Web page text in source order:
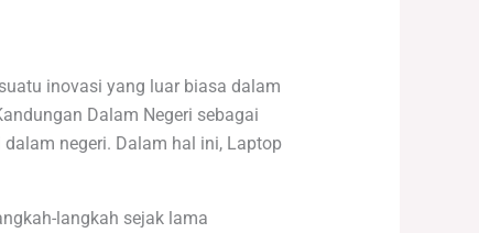
inovasi yang luar biasa dalam
Dalam Negeri sebagai
negeri. Dalam hal ini, Laptop
langkah sejak lama